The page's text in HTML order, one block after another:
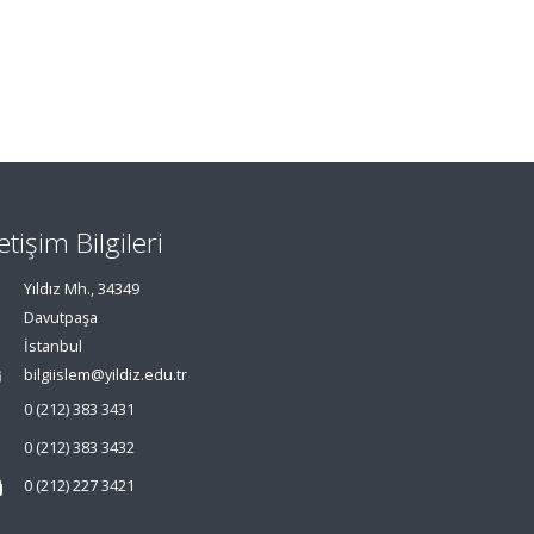
Bilgileri
Yıldız Mh., 34349
Davutpaşa
İstanbul
bilgiislem@yildiz.edu.tr
0 (212) 383 3431
0 (212) 383 3432
0 (212) 227 3421